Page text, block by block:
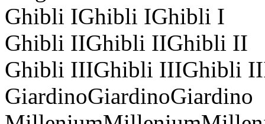
Ghibli IGhibli IGhibli I
Ghibli IIGhibli IIGhibli II
Ghibli IIIGhibli IIIGhibli
GiardinoGiardinoGiardino